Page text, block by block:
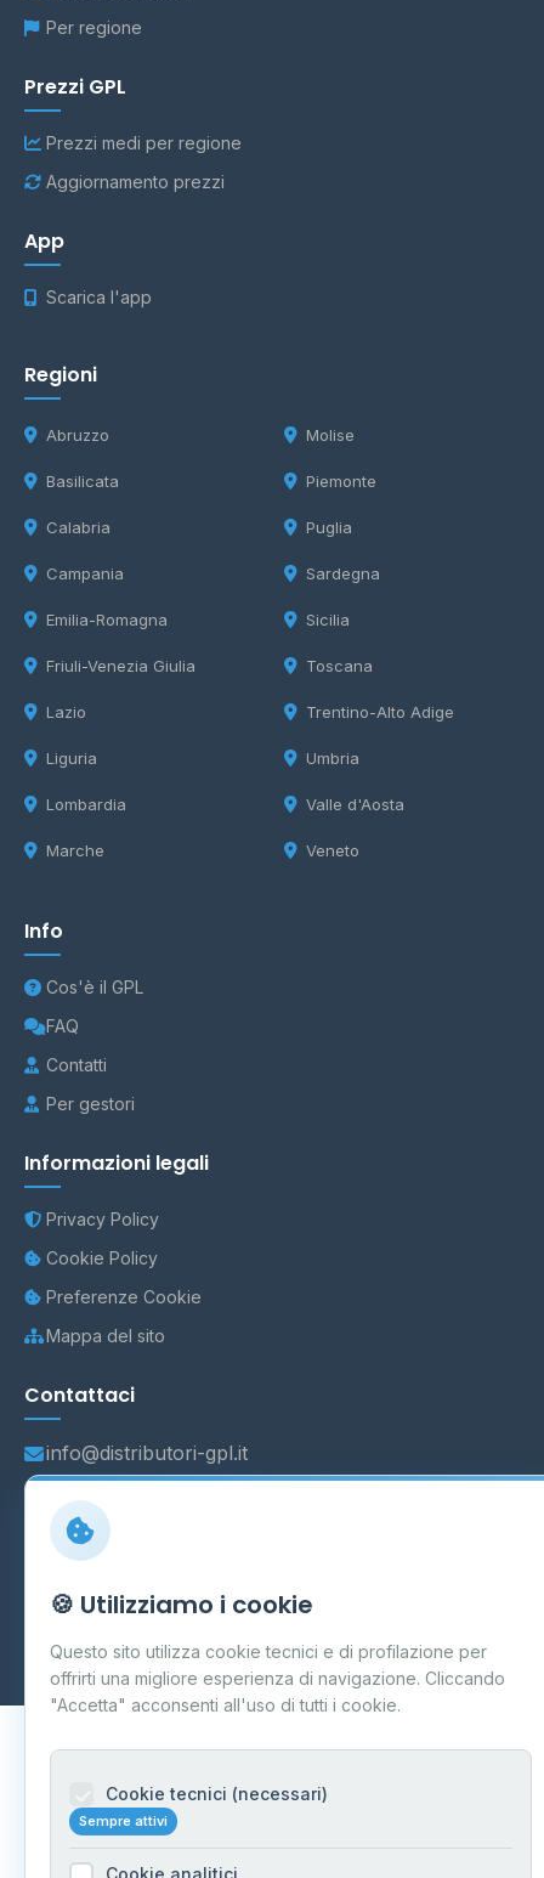
Per regione
Prezzi GPL
Prezzi medi per regione
Aggiornamento prezzi
App
Scarica l'app
Regioni
Abruzzo
Basilicata
Calabria
Campania
Emilia-Romagna
Friuli-Venezia Giulia
Lazio
Liguria
Lombardia
Marche
Molise
Piemonte
Puglia
Sardegna
Sicilia
Toscana
Trentino-Alto Adige
Umbria
Valle d'Aosta
Veneto
Info
Cos'è il GPL
FAQ
Contatti
Per gestori
Informazioni legali
Privacy Policy
Cookie Policy
Preferenze Cookie
Mappa del sito
Contattaci
info@distributori-gpl.it
Carpi P.IVA 03859300364
Dati forniti daMinistero delle Imprese e del Made in Italy
Aggiornamento quotidiano
🍪 Utilizziamo i cookie
Questo sito utilizza cookie tecnici e di profilazione per
offrirti una migliore esperienza di navigazione. Cliccando
"Accetta" acconsenti all'uso di tutti i cookie.
Cookie tecnici (necessari)
Sempre attivi
Cookie analitici